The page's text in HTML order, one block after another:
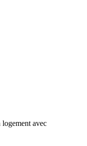
avec